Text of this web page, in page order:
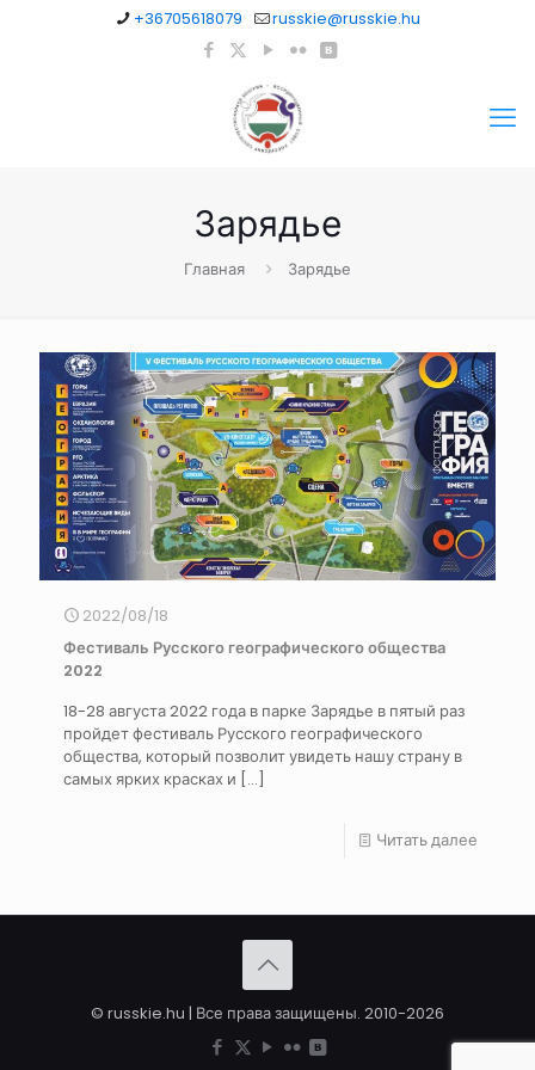
+36705618079 russkie@russkie.hu
Зарядье
Главная Зарядье
2022/08/18
Фестиваль Русского географического общества
2022
18-28 августа 2022 года в парке Зарядье в пятый раз
пройдет фестиваль Русского географического
общества, который позволит увидеть нашу страну в
самых ярких красках и […]
Читать далее
© russkie.hu | Все права защищены. 2010-2026